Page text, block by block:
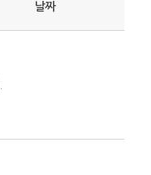
날짜